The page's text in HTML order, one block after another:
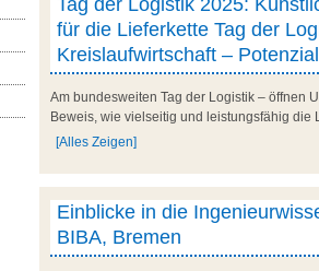
für die Lieferkette Tag der
Kreislaufwirtschaft –
Am bundesweiten Tag der Logistik – öffnen
Beweis, wie vielseitig und leistungsfähig die
[Alles Zeigen]
Einblicke in die
BIBA, Bremen